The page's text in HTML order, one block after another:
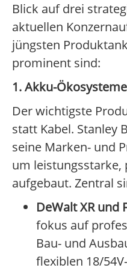
Blick auf drei
aktuellen
jüngsten
prominent sind:
1. Akku-
Der wichtigste
statt Kabel. Stanley
seine Marken- und
um
aufgebaut. Zentral
DeWalt XR und
fokus auf
Bau- und
flexiblen 18/